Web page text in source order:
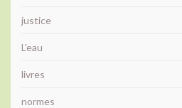
justice
L'eau
livres
normes